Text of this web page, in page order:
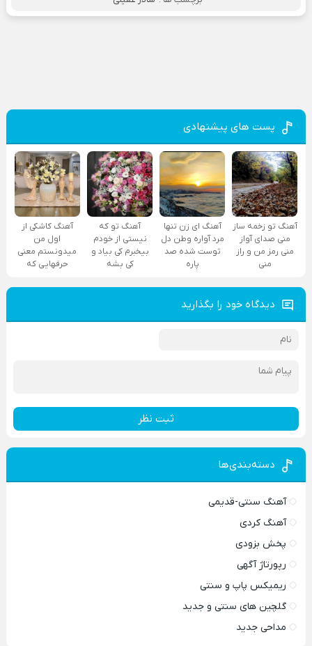
پست های پیشنهادی
آهنگ تو زخمه ساز
منی صدای آواز
منی رمز من و راز
منی
آهنگ ای زن تنها
مرد آواره وطن دل
توست شده صد
پاره
آهنگ تو که
نیستی از خودم
بیخبرم کی بیاد و
کی بشه
آهنگ کاشکی از
اول من
میدونستم معنی
حرفهایی که
دیدگاه خود را بگذارید
ثبت نظر
دسته‌بندی‌ها
آهنگ سنتی-قدیمی
آهنگ کردی
پخش بزودی
رپورتاژ آگهی
ریمیکس پاپ و سنتی
گلچین های سنتی و جدید
مداحی جدید